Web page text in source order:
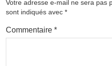
Votre adresse e-mail ne sera pas
sont indiqués avec *
Commentaire *